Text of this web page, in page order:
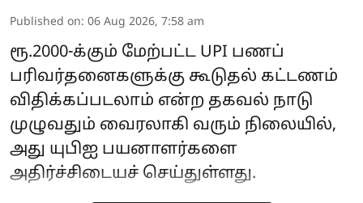
Published on: 06 Aug 2026, 7:58 am
ரூ.2000-க்கும் மேற்பட்ட UPI பணப்
பரிவர்தனைகளுக்கு கூடுதல் கட்டணம்
விதிக்கப்படலாம் என்ற தகவல் நாடு
முழுவதும் வைரலாகி வரும் நிலையில்,
அது யுபிஐ பயனாளர்களை
அதிர்ச்சிடையச் செய்துள்ளது.